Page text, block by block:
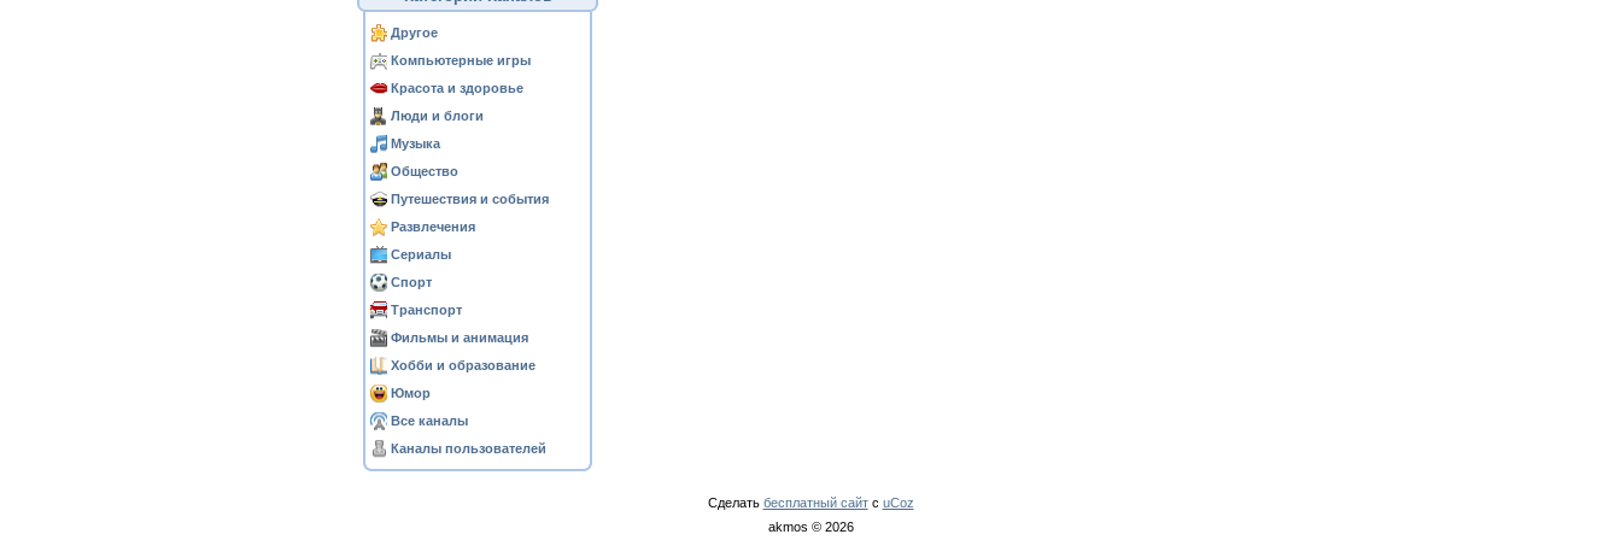
Другое
Компьютерные игры
Красота и здоровье
Люди и блоги
Музыка
Общество
Путешествия и события
Развлечения
Сериалы
Спорт
Транспорт
Фильмы и анимация
Хобби и образование
Юмор
Все каналы
Каналы пользователей
Сделать бесплатный сайтс uCoz
akmos © 2026